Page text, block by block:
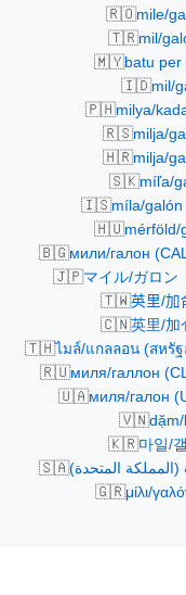
🇷🇴mile/
🇹🇷mil/
🇲🇾batu per
🇮🇩mil/
🇵🇭milya/
🇷🇸milja/
🇭🇷milja/
🇸🇰míľa/
🇮🇸míla/galón
🇭🇺mérföld/
🇧🇬мили/галон
🇯🇵マイル/ガロン
🇹🇼英里/加
🇨🇳英里/加
🇹🇭ไมล์/แกลลอน (สหรั
🇷🇺миля/галлон
🇺🇦миля/галон
🇻🇳
🇰🇷마일/
🇸🇦المتحدة)
🇬🇷μίλι/